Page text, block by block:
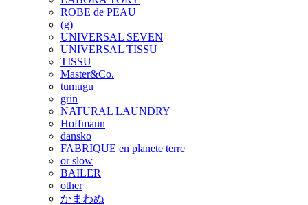
ROBE de PEAU
(g)
UNIVERSAL SEVEN
UNIVERSAL TISSU
TISSU
Master&Co.
tumugu
grin
NATURAL LAUNDRY
Hoffmann
dansko
FABRIQUE en planete terre
or slow
BAILER
other
かまわぬ